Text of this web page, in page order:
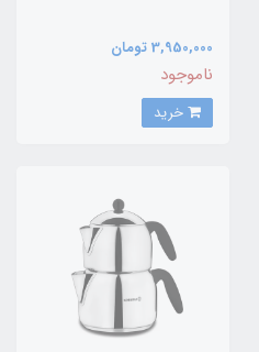
3,950,000 تومان
ناموجود